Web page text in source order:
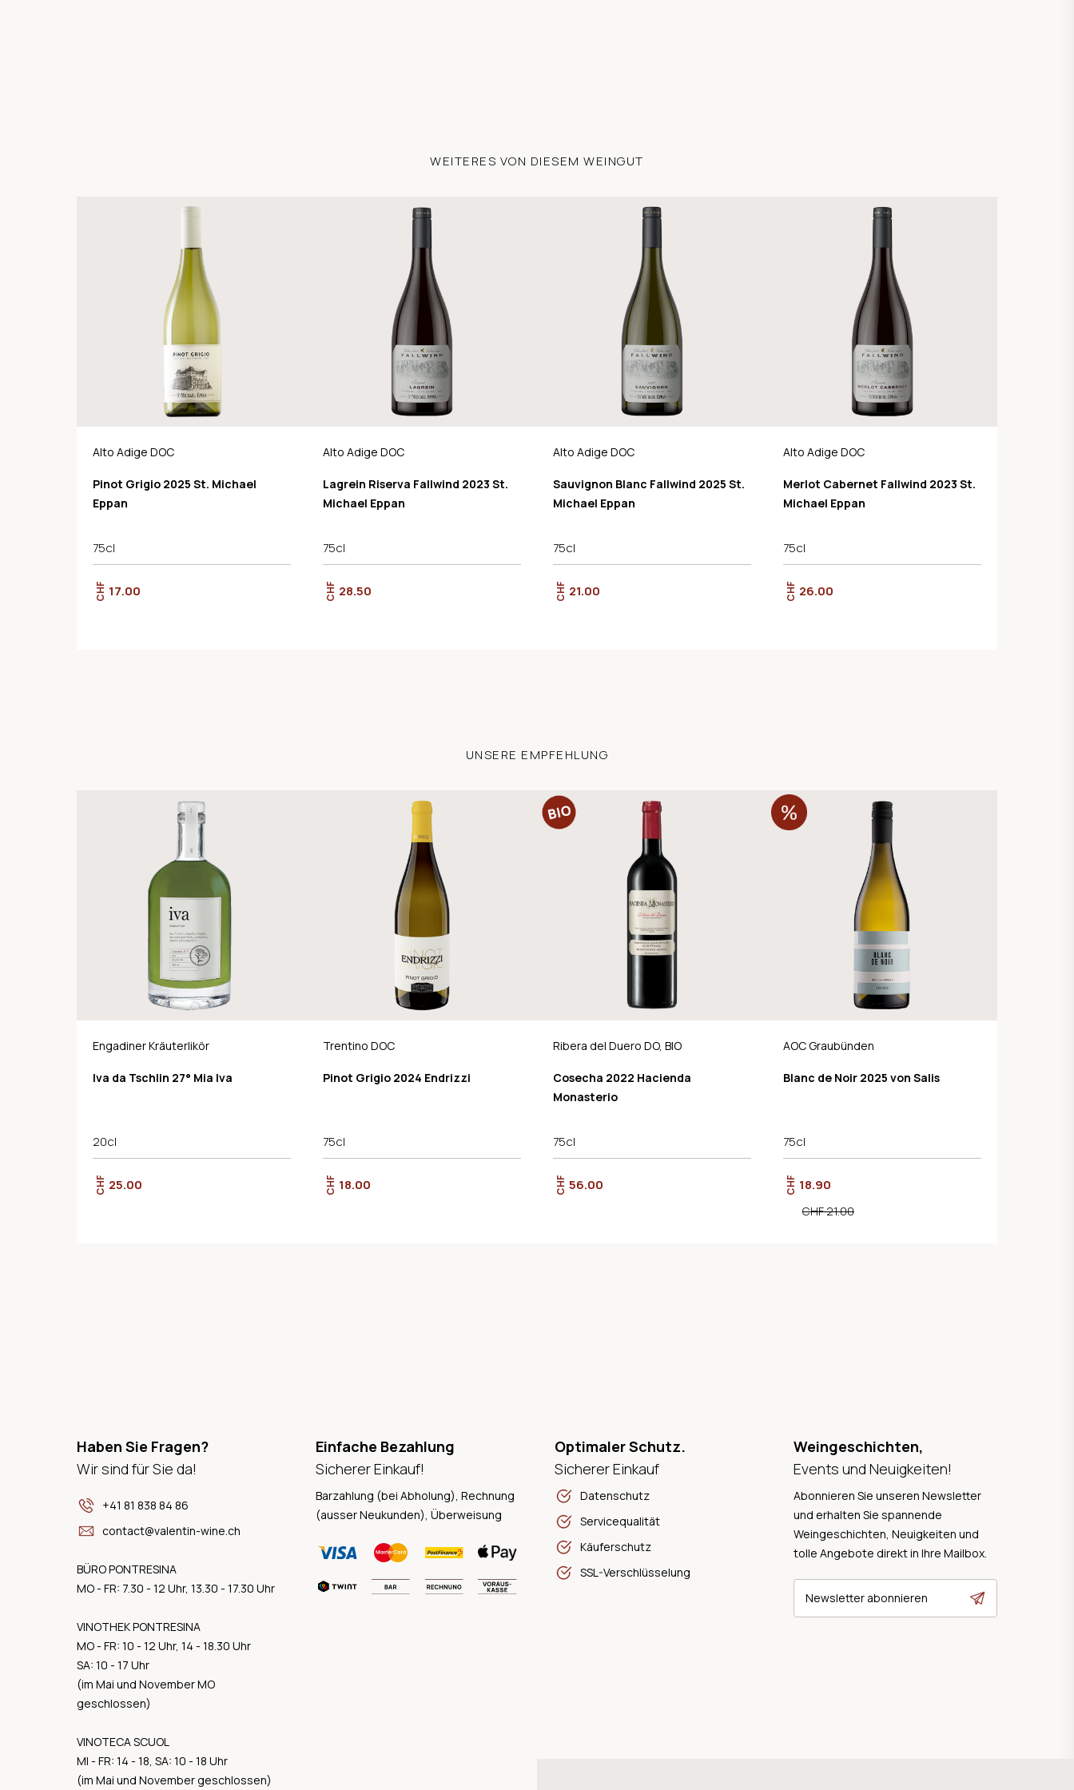
WEITERES VON DIESEM WEINGUT
Alto Adige DOC
Pinot Grigio 2025 St. Michael
Eppan
75cl
CHF 17.00
Alto Adige DOC
Lagrein Riserva Fallwind 2023 St.
Michael Eppan
75cl
CHF 28.50
Alto Adige DOC
Sauvignon Blanc Fallwind 2025 St.
Michael Eppan
75cl
CHF 21.00
Alto Adige DOC
Merlot Cabernet Fallwind 2023 St.
Michael Eppan
75cl
CHF 26.00
UNSERE EMPFEHLUNG
Engadiner Kräuterlikör
Iva da Tschlin 27° Mia Iva
20cl
CHF 25.00
Trentino DOC
Pinot Grigio 2024 Endrizzi
75cl
CHF 18.00
Ribera del Duero DO, BIO
Cosecha 2022 Hacienda
Monasterio
75cl
CHF 56.00
AOC Graubünden
Blanc de Noir 2025 von Salis
75cl
CHF 18.90
CHF 21.00
Haben Sie Fragen?
Wir sind für Sie da!
+41 81 838 84 86
contact@valentin-wine.ch
BÜRO PONTRESINA
MO - FR: 7.30 - 12 Uhr, 13.30 - 17.30 Uhr
VINOTHEK PONTRESINA
MO - FR: 10 - 12 Uhr, 14 - 18.30 Uhr
SA: 10 - 17 Uhr
(im Mai und November MO
geschlossen)
VINOTECA SCUOL
MI - FR: 14 - 18, SA: 10 - 18 Uhr
(im Mai und November geschlossen)
Einfache Bezahlung
Sicherer Einkauf!
Barzahlung (bei Abholung), Rechnung
(ausser Neukunden), Überweisung
Optimaler Schutz.
Sicherer Einkauf
Datenschutz
Servicequalität
Käuferschutz
SSL-Verschlüsselung
Weingeschichten,
Events und Neuigkeiten!
Abonnieren Sie unseren Newsletter
und erhalten Sie spannende
Weingeschichten, Neuigkeiten und
tolle Angebote direkt in Ihre Mailbox.
Newsletter abonnieren